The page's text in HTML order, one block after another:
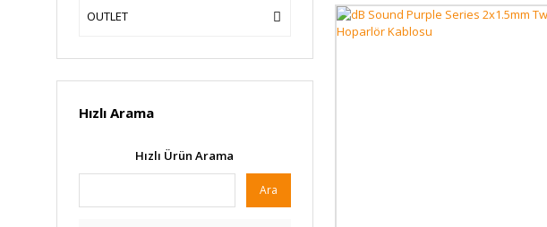
OUTLET
Hızlı Arama
Hızlı Ürün Arama
Ara